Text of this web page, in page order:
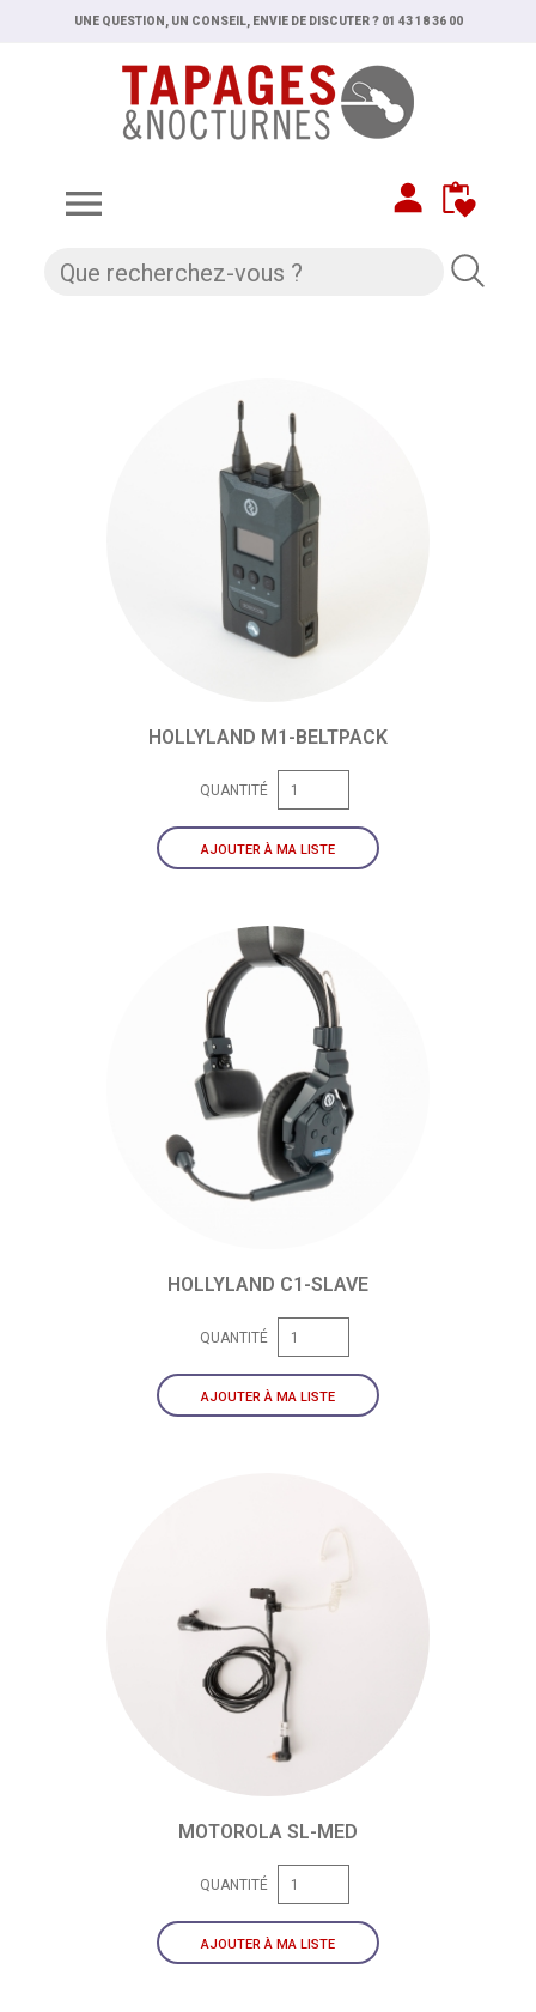
UNE QUESTION, UN CONSEIL, ENVIE DE DISCUTER ? 01 43 18 36 00

HOLLYLAND M1-BELTPACK
QUANTITÉ
AJOUTER À MA LISTE
HOLLYLAND C1-SLAVE
QUANTITÉ
AJOUTER À MA LISTE
MOTOROLA SL-MED
QUANTITÉ
AJOUTER À MA LISTE